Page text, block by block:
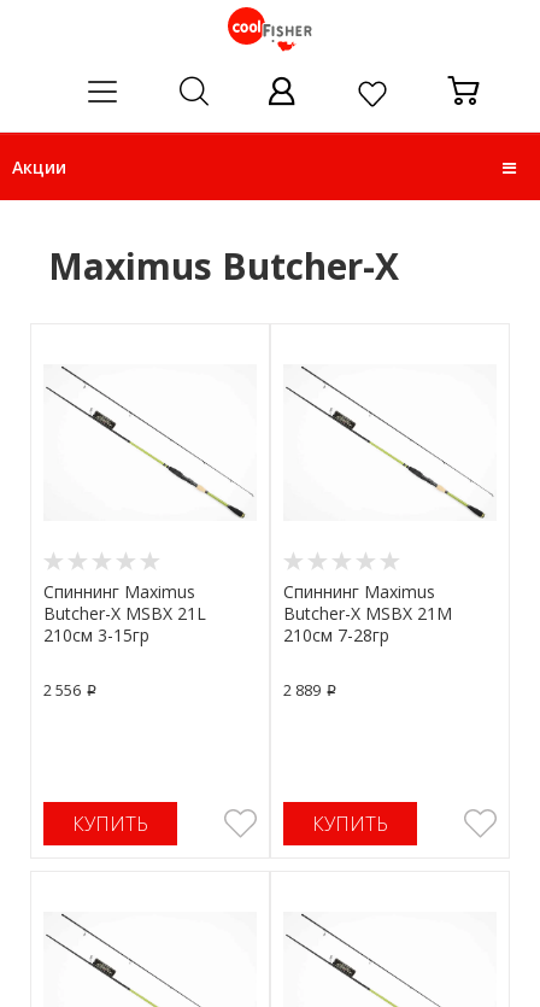
Акции
Maximus Butcher-X
Спиннинг Maximus
Butcher-X MSBX 21L
210см 3-15гр
2 556 p
КУПИТЬ
Спиннинг Maximus
Butcher-X MSBX 21M
210см 7-28гр
2 889 p
КУПИТЬ